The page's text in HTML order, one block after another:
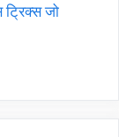
ट्रिक्स जो